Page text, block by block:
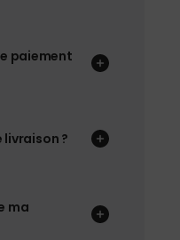
paiement
livraison ?
ma